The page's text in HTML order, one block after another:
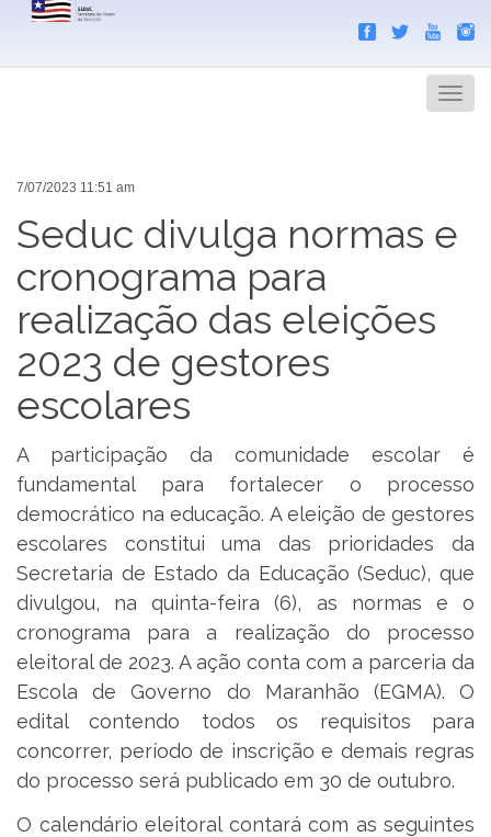
Menu
7/07/2023 11:51 am
Seduc divulga normas e
cronograma para
realização das eleições
2023 de gestores
escolares
A participação da comunidade escolar é
fundamental para fortalecer o processo
democrático na educação. A eleição de gestores
escolares constitui uma das prioridades da
Secretaria de Estado da Educação (Seduc), que
divulgou, na quinta-feira (6), as normas e o
cronograma para a realização do processo
eleitoral de 2023. A ação conta com a parceria da
Escola de Governo do Maranhão (EGMA). O
edital contendo todos os requisitos para
concorrer, período de inscrição e demais regras
do processo será publicado em 30 de outubro.
O calendário eleitoral contará com as seguintes